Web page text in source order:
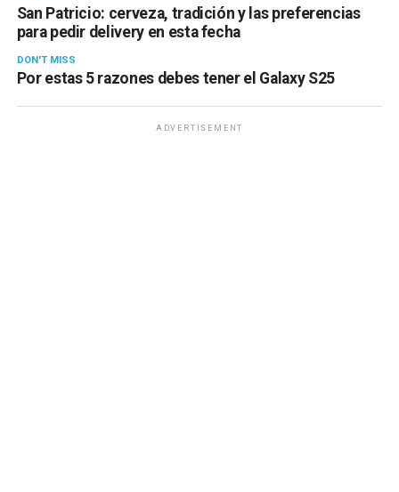
San Patricio: cerveza, tradición y las preferencias
para pedir delivery en esta fecha
DON'T MISS
Por estas 5 razones debes tener el Galaxy S25
ADVERTISEMENT